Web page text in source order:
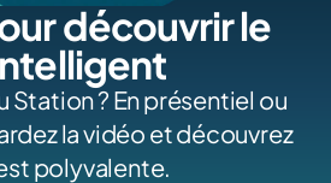
découvrir le
Station ? En présentiel ou
la vidéo et découvrez
polyvalente.